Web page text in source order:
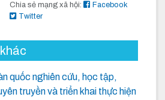
Chia sẻ mạng xã hội:
Facebook
Twitter
quốc nghiên cứu, học tập,
truyền và triển khai thực hiện